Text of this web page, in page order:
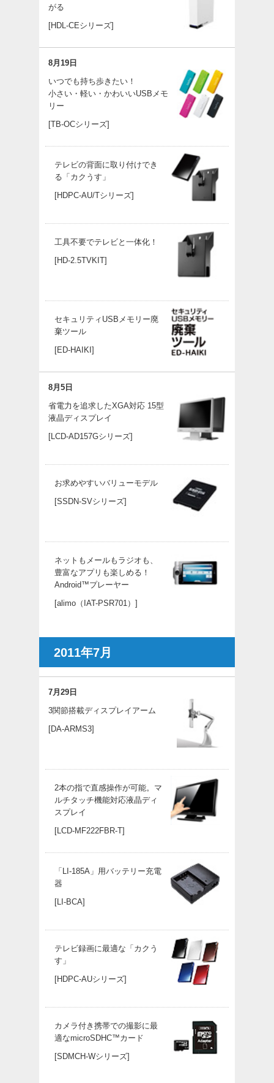
がる
[HDL-CEシリーズ]
8月19日
いつでも持ち歩きたい！
小さい・軽い・かわいいUSBメモ
リー
[TB-OCシリーズ]
テレビの背面に取り付けでき
る「カクうす」
[HDPC-AU/Tシリーズ]
工具不要でテレビと一体化！
[HD-2.5TVKIT]
セキュリティUSBメモリー廃
棄ツール
[ED-HAIKI]
8月5日
省電力を追求したXGA対応 15型
液晶ディスプレイ
[LCD-AD157Gシリーズ]
お求めやすいバリューモデル
[SSDN-SVシリーズ]
ネットもメールもラジオも、
豊富なアプリも楽しめる！
Android™プレーヤー
[alimo（IAT-PSR701）]
2011年7月
7月29日
3関節搭載ディスプレイアーム
[DA-ARMS3]
2本の指で直感操作が可能。マ
ルチタッチ機能対応液晶ディ
スプレイ
[LCD-MF222FBR-T]
「LI-185A」用バッテリー充電
器
[LI-BCA]
テレビ録画に最適な「カクう
す」
[HDPC-AUシリーズ]
カメラ付き携帯での撮影に最
適なmicroSDHC™カード
[SDMCH-Wシリーズ]